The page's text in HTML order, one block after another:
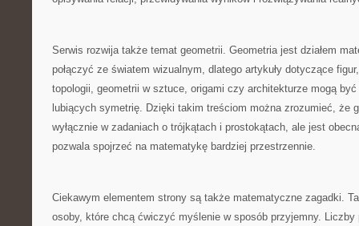
Serwis rozwija także temat geometrii. Geometria jest działem
połączyć ze światem wizualnym, dlatego artykuły dotyczące
topologii, geometrii w sztuce, origami czy architekturze mogą
lubiących symetrię. Dzięki takim treściom można zrozumieć, że
wyłącznie w zadaniach o trójkątach i prostokątach, ale jest
pozwala spojrzeć na matematykę bardziej przestrzennie.
Ciekawym elementem strony są także matematyczne zagadki.
osoby, które chcą ćwiczyć myślenie w sposób przyjemny.